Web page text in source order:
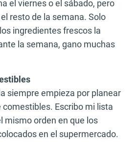
el viernes o el sábado, pero
resto de la semana. Solo
ingredientes frescos la
la semana, gano muchas
siempre empieza por planear
comestibles. Escribo mi lista
mismo orden en que los
en el supermercado.